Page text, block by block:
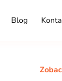
Blog